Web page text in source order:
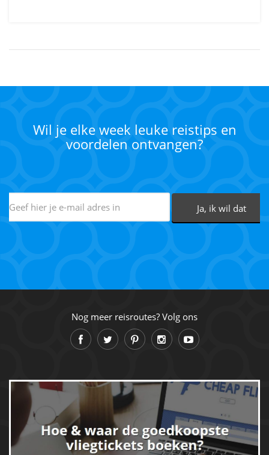
Wil je elke week leuke reistips en
voordelen ontvangen?
Nog meer reisroutes? Volg ons